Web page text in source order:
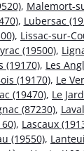
, Malemort-
, Lubersac
, Lissac-sur-
(19500),
(19170), Les
(19170), Le
(19470), Le
(87230),
, Lascaux
(19550),